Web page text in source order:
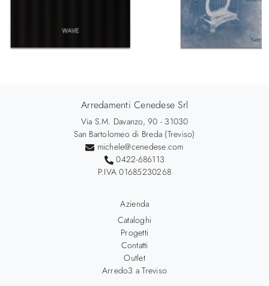
Arredamenti Cenedese Srl
Via S.M. Davanzo, 90 - 31030
San Bartolomeo di Breda (Treviso)
michele@cenedese.com
0422-686113
P.IVA 01685230268
Azienda
Cataloghi
Progetti
Contatti
Outlet
Arredo3 a Treviso